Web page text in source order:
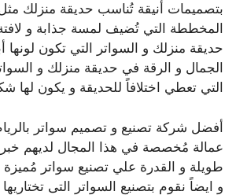
بتصميمات أنيقة تُناسب حديقة منزلك مثل
المخططة التي تُضيف لمسة جذابة و
حديقة منزلك و السواتر التي تكون
الجمال و الرقة في حديقة منزلك و
التي تعطي اختلافاً للحديقة و يكون لها
أفضل شركة تصنيع و تصميم سواتر
عمالة مُخصصة في هذا المجال لديهم
طويلة و القدرة علي تصنيع سواتر مُميزة
و ايضاً نقوم بتصنيع السواتر التى